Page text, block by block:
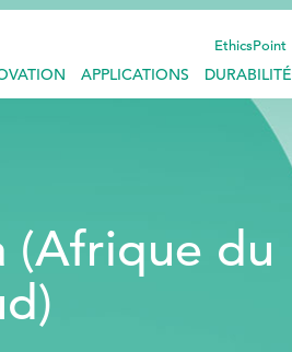
EthicsPoint
APPLICATIONS DURABILITÉ
(Afrique du